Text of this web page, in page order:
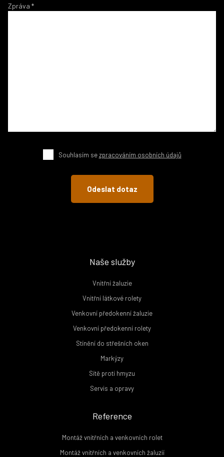
Zpráva *
Souhlasím sezpracováním osobních údajů
Naše služby
Vnitřní žaluzie
Vnitřní látkové rolety
Venkovní předokenní žaluzie
Venkovní předokenní rolety
Stínění do střešních oken
Markýzy
Sítě proti hmyzu
Servis a opravy
Reference
Montáž vnitřních a venkovních rolet
Montáž vnitřních a venkovních žaluzií